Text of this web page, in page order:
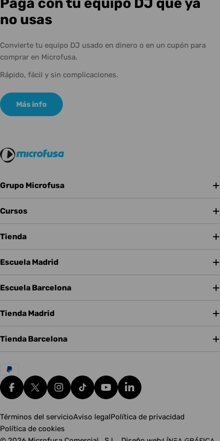
no usas
Convierte tu equipo DJ usado en dinero o en un cupón para
comprar en Microfusa.
Rápido, fácil y sin complicaciones.
Más info
Grupo Microfusa
Cursos
Tienda
Escuela Madrid
Escuela Barcelona
Tienda Madrid
Tienda Barcelona
Métodos
de
pagoFacebookX (Twitter)Instagram
tiktok YouTubeTranslation missing:
Términos del servicioAviso legalPolítica de privacidad
Política de cookies